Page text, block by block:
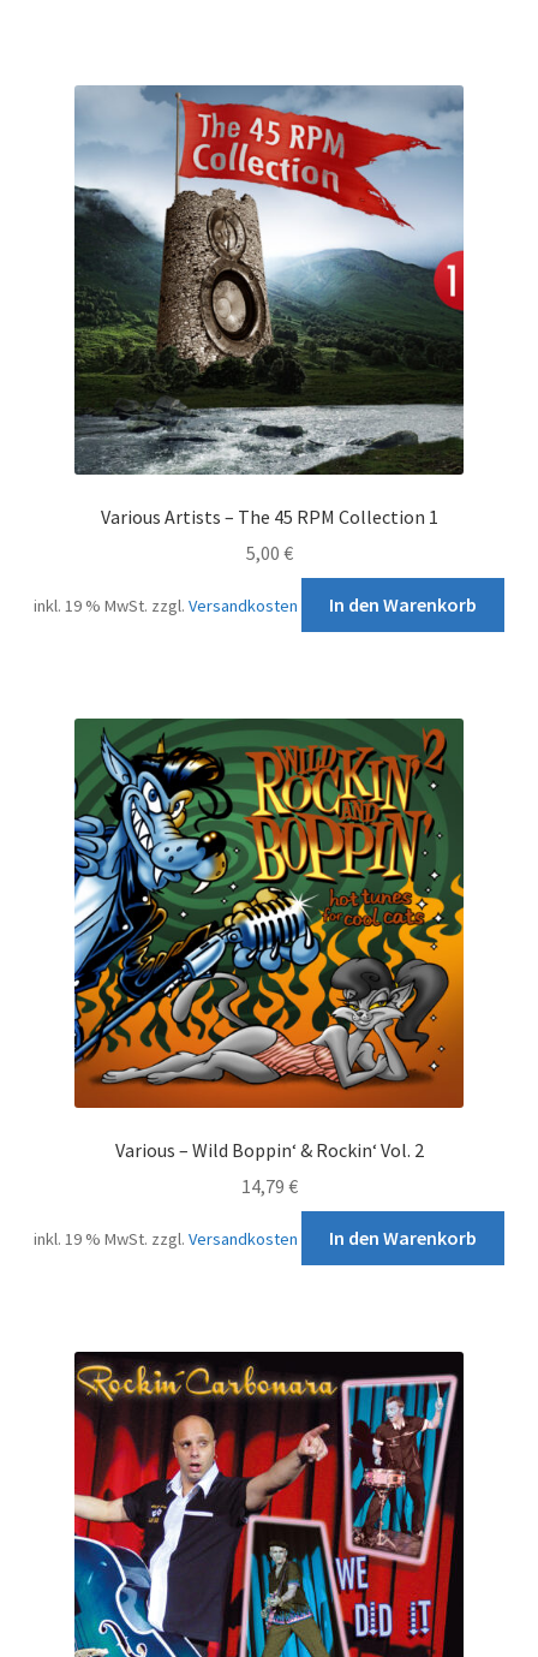
Various Artists – The 45 RPM Collection 1
5,00 €
inkl. 19 % MwSt. zzgl.Versandkosten In den Warenkorb
Various – Wild Boppin‘ & Rockin‘ Vol. 2
14,79 €
inkl. 19 % MwSt. zzgl.Versandkosten In den Warenkorb